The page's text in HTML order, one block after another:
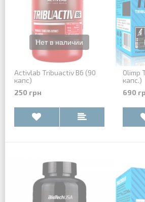
Activlab Tribuactiv B6 (90
капс)
250 грн
Olimp
капс.)
690